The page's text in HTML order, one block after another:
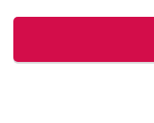
ニュースでフォロー